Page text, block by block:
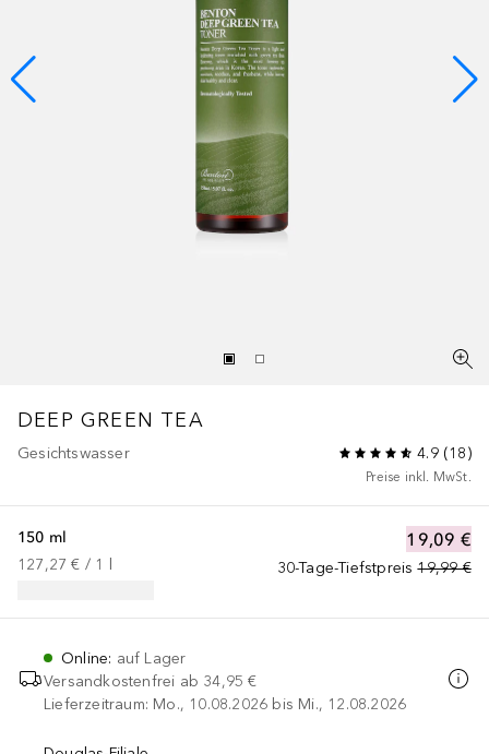
DEEP GREEN TEA
Gesichtswasser 4.9(18)
Preise inkl. MwSt.
19,09 €
30-Tage-Tiefstpreis 19,99 €
150 ml
127,27 € / 1
Online: auf Lager
Versandkostenfrei ab 34,95 €
Lieferzeitraum: Mo., 10.08.2026 bis Mi., 12.08.2026